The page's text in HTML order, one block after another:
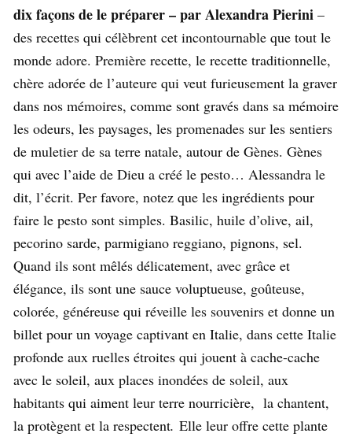
dix façons de le préparer – par Alexandra Pierini –
des recettes qui célèbrent cet incontournable que tout le
monde adore. Première recette, le recette traditionnelle,
chère adorée de l’auteure qui veut furieusement la graver
dans nos mémoires, comme sont gravés dans sa mémoire
les odeurs, les paysages, les promenades sur les sentiers
de muletier de sa terre natale, autour de Gènes. Gènes
qui avec l’aide de Dieu a créé le pesto… Alessandra le
dit, l’écrit. Per favore, notez que les ingrédients pour
faire le pesto sont simples. Basilic, huile d’olive, ail,
pecorino sarde, parmigiano reggiano, pignons, sel.
Quand ils sont mêlés délicatement, avec grâce et
élégance, ils sont une sauce voluptueuse, goûteuse,
colorée, généreuse qui réveille les souvenirs et donne un
billet pour un voyage captivant en Italie, dans cette Italie
profonde aux ruelles étroites qui jouent à cache-cache
avec le soleil, aux places inondées de soleil, aux
habitants qui aiment leur terre nourricière, la chantent,
la protègent et la respectent. Elle leur offre cette plante